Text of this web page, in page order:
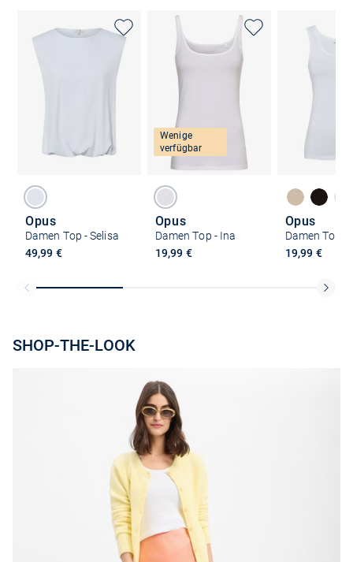
Opus
Damen Top - Selisa
49,99 €
Wenige
verfügbar
Opus
Damen Top - Ina
19,99 €
Opus
Damen Top -
19,99 €
SHOP-THE-LOOK